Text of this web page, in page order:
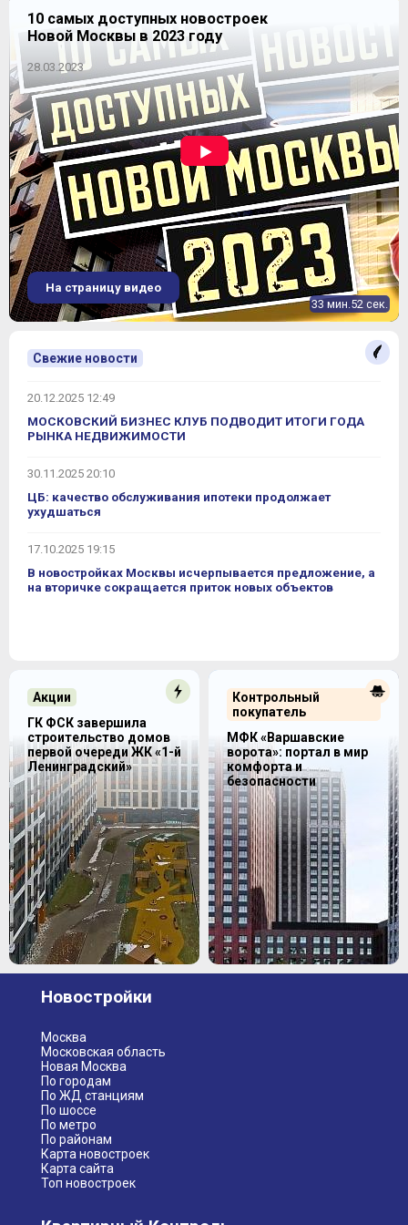
10 самых доступных новостроек
Новой Москвы в 2023 году
28.03.2023
33 мин.52 сек.
На страницу видео
Свежие новости
20.12.2025 12:49
МОСКОВСКИЙ БИЗНЕС КЛУБ ПОДВОДИТ ИТОГИ ГОДА
РЫНКА НЕДВИЖИМОСТИ
30.11.2025 20:10
ЦБ: качество обслуживания ипотеки продолжает
ухудшаться
17.10.2025 19:15
В новостройках Москвы исчерпывается предложение, а
на вторичке сокращается приток новых объектов
Контрольный
покупатель
МФК «Варшавские
ворота»: портал в мир
комфорта и
безопасности
Акции
ГК ФСК завершила
строительство домов
первой очереди ЖК «1-й
Ленинградский»
Новостройки
Москва
Московская область
Новая Москва
По городам
По ЖД станциям
По шоссе
По метро
По районам
Карта новостроек
Карта сайта
Топ новостроек